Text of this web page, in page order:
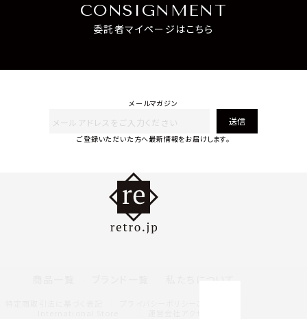
CONSIGNMENT
委託者マイページはこちら
メールマガジン
送信
ご登録いただいた方へ最新情報をお届けします。